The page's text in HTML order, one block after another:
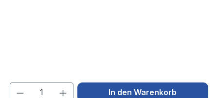
Produkt Anzahl: Gib denIn den Warenkorb